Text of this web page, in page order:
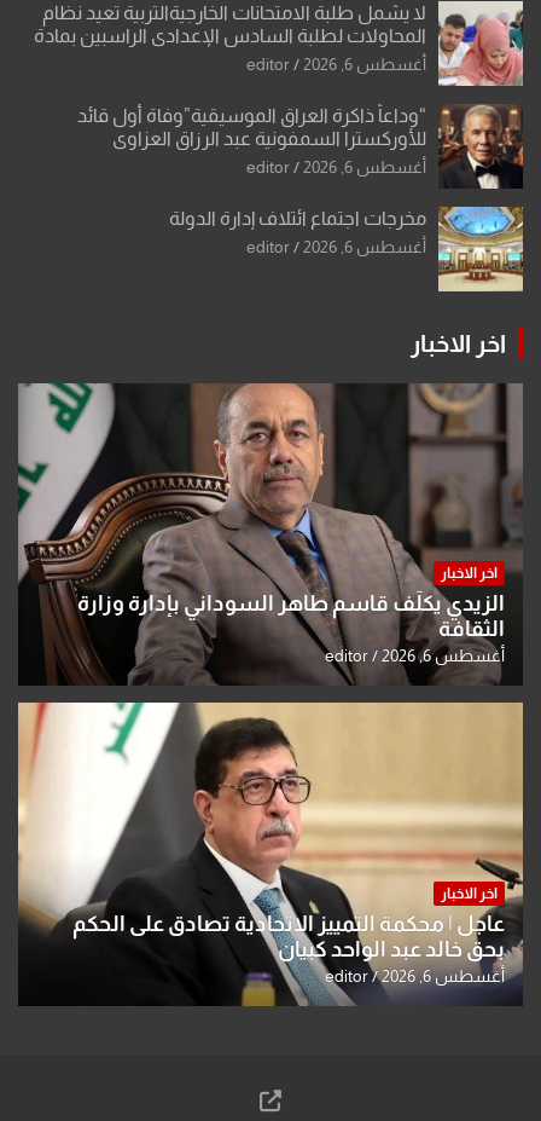
لا يشمل طلبة الامتحانات الخارجيةالتربية تعيد نظام
المحاولات لطلبة السادس الإعدادي الراسبين بمادة
أو مادتين
أغسطس 6, 2026 editor
“وداعاً ذاكرة العراق الموسيقية”وفاة أول قائد
للأوركسترا السمفونية عبد الرزاق العزاوي
أغسطس 6, 2026 editor
مخرجات اجتماع ائتلاف إدارة الدولة
أغسطس 6, 2026 editor
اخر الاخبار
اخر الاخبار
الزيدي يكلّف قاسم طاهر السوداني بإدارة وزارة
الثقافة
أغسطس 6, 2026 editor
اخر الاخبار
عاجل | محكمة التمييز الاتحادية تصادق على الحكم
بحق خالد عبد الواحد كبيان
أغسطس 6, 2026 editor